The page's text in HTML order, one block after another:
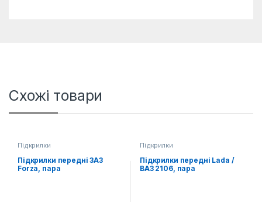
Схожі товари
Підкрилки
Підкрилки передні ЗАЗ
Forza, пара
Підкрилки
Підкрилки передні Lada /
ВАЗ 2106, пара